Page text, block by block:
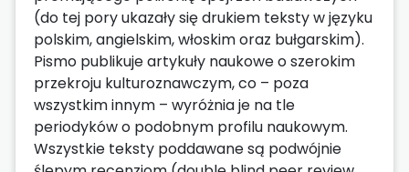
(do tej pory ukazały się drukiem teksty w języku
polskim, angielskim, włoskim oraz bułgarskim).
Pismo publikuje artykuły naukowe o szerokim
przekroju kulturoznawczym, co – poza
wszystkim innym – wyróżnia je na tle
periodyków o podobnym profilu naukowym.
Wszystkie teksty poddawane są podwójnie